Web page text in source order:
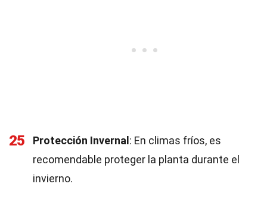
25 Protección Invernal : En climas fríos, es
recomendable proteger la planta durante el
invierno.